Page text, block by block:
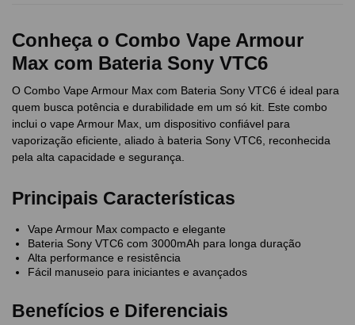
Conheça o Combo Vape Armour
Max com Bateria Sony VTC6
O Combo Vape Armour Max com Bateria Sony VTC6 é ideal para
quem busca potência e durabilidade em um só kit. Este combo
inclui o vape Armour Max, um dispositivo confiável para
vaporização eficiente, aliado à bateria Sony VTC6, reconhecida
pela alta capacidade e segurança.
Principais Características
Vape Armour Max compacto e elegante
Bateria Sony VTC6 com 3000mAh para longa duração
Alta performance e resistência
Fácil manuseio para iniciantes e avançados
Benefícios e Diferenciais